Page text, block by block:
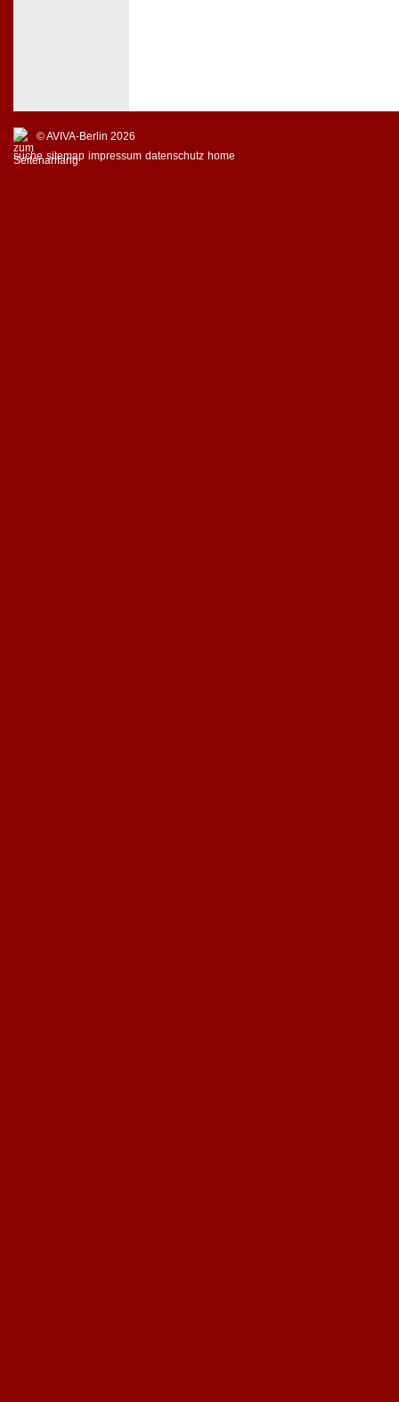
© AVIVA-Berlin 2026
suche sitemap impressum datenschutz home